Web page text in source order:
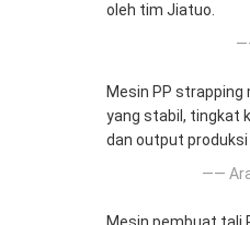
oleh tim Jiatuo.
Mesin PP strapping
yang stabil, tingkat
dan output produksi
——